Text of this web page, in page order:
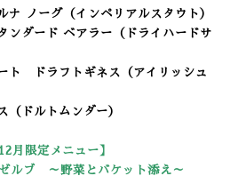
ノーグ（インペリアルスタウト）
ダード ベアラー（ドライハードサ
ト ドラフトギネス（アイリッシュ
ドルトムンダー）
月限定メニュー】
ゼルブ ～野菜とバケット添え～